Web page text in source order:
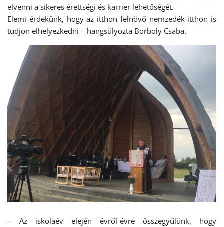
elvenni a sikeres érettségi és karrier lehetőségét.
Elemi érdekünk, hogy az itthon felnövő nemzedék itthon is
tudjon elhelyezkedni – hangsúlyozta Borboly Csaba.
– Az iskolaév elején évről-évre összegyűlünk, hogy